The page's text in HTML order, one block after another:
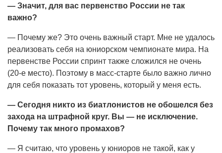
— Значит, для вас первенство России не так
важно?
— Почему же? Это очень важный старт. Мне не удалось
реализовать себя на юниорском чемпионате мира. На
первенстве России спринт также сложился не очень
(20-е место). Поэтому в масс-старте было важно лично
для себя показать тот уровень, который у меня есть.
— Сегодня никто из биатлонистов не обошелся без
захода на штрафной круг. Вы — не исключение.
Почему так много промахов?
— Я считаю, что уровень у юниоров не такой, как у